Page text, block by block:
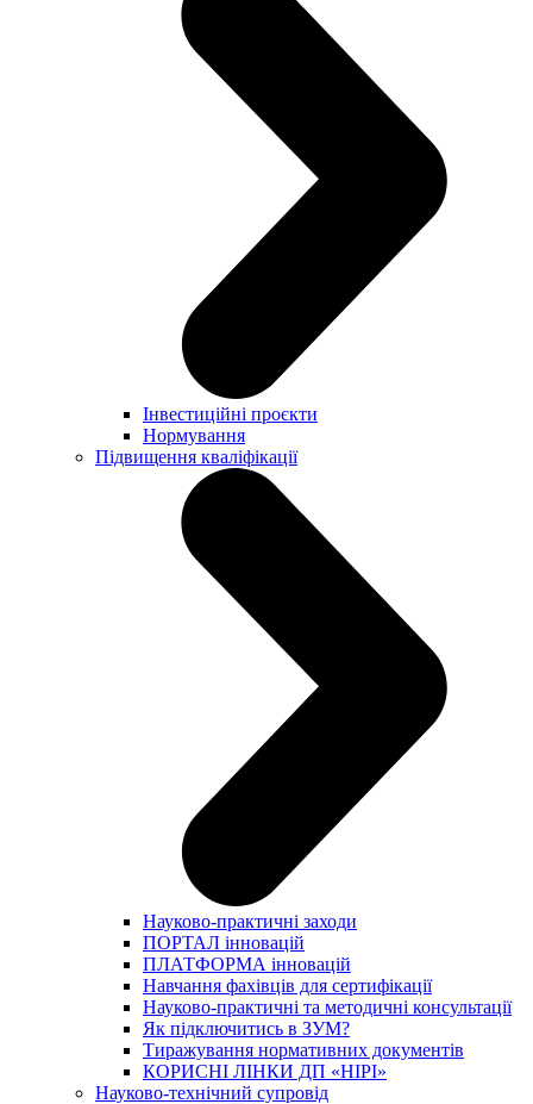
Інвестиційні проєкти
Нормування
Підвищення кваліфікації
Науково-практичні заходи
ПОРТАЛ інновацій
ПЛАТФОРМА інновацій
Навчання фахівців для сертифікації
Науково-практичні та методичні консультації
Як підключитись в ЗУМ?
Тиражування нормативних документів
КОРИСНІ ЛІНКИ ДП «НІРІ»
Науково-технічний супровід